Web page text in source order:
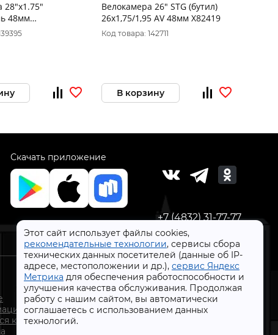
Этот сайт использует файлы cookies,
рекомендательные технологии, сервисы сбора
технических данных посетителей (данные об IP-
адресе, местоположении и др.), сервис Яндекс
Метрика для обеспечения работоспособности и
улучшения качества обслуживания. Продолжая
работу с нашим сайтом, вы автоматически
соглашаетесь с использованием данных
технологий.
28"x1.75"
48мм
в инд.
Велокамера 26" STG (бутил)
26х1,75/1,95 AV 48мм Х82419
Код товара: 142711
В корзину
Скачать приложение
+7 (4832) 31-77-77
к
СтройлоН 1998-2026 г.
Публичная оферта
Обработка персональных данных